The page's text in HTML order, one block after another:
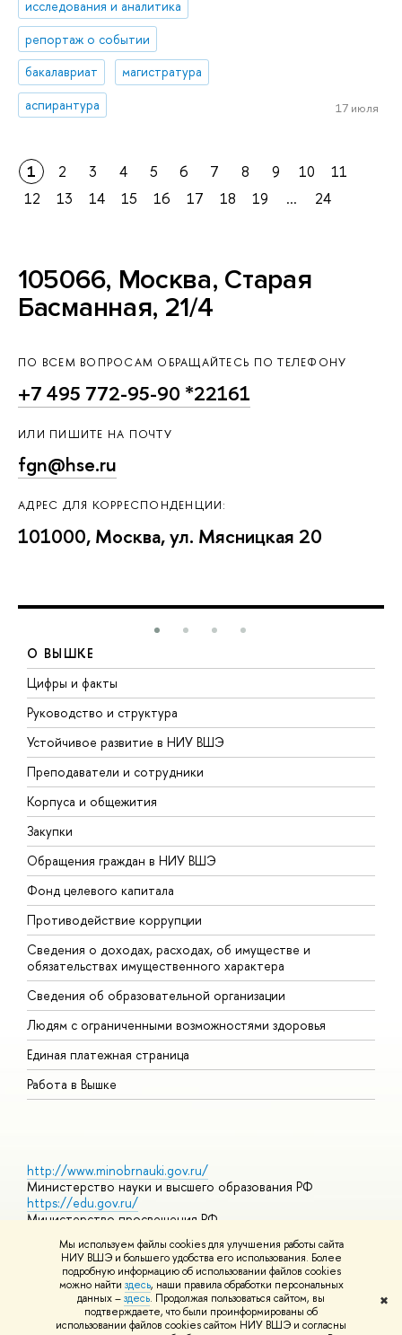
Мы используем файлы cookies для улучшения работы сайта
НИУ ВШЭ и большего удобства его использования. Более
подробную информацию об использовании файлов cookies
можно найти здесь, наши правила обработки персональных
данных –здесь. Продолжая пользоваться сайтом, вы
подтверждаете, что были проинформированы об
использовании файлов cookies сайтом НИУ ВШЭ и согласны
✖
исследования и аналитика
репортаж о событии
бакалавриат
магистратура
аспирантура
17 июля
1 2 3 4 5 6 7 8 9 10
11
12
13 14 15 16 17 18 19 ... 24
105066, Москва, Старая
Басманная, 21/4
ПО ВСЕМ ВОПРОСАМ ОБРАЩАЙТЕСЬ ПО ТЕЛЕФОНУ
+7 495 772-95-90 *22161
ИЛИ ПИШИТЕ НА ПОЧТУ
fgn@hse.ru
АДРЕС ДЛЯ КОРРЕСПОНДЕНЦИИ:
101000, Москва, ул. Мясницкая 20
О ВЫШКЕ
Цифры и факты
Руководство и структура
Устойчивое развитие в НИУ ВШЭ
Преподаватели и сотрудники
Корпуса и общежития
Закупки
Обращения граждан в НИУ ВШЭ
Фонд целевого капитала
Противодействие коррупции
Сведения о доходах, расходах, об имуществе и
обязательствах имущественного характера
Сведения об образовательной организации
Людям с ограниченными возможностями здоровья
Единая платежная страница
Работа в Вышке
http://www.minobrnauki.gov.ru/
Министерство науки и высшего образования РФ
https://edu.gov.ru/
Министерство просвещения РФ
https://elearning.hse.ru/mooc
Массовые открытые онлайн-курсы
© НИУ ВШЭ 1993–2026 Адреса и контактыУсловия
использования материалов Политика конфиденциальности